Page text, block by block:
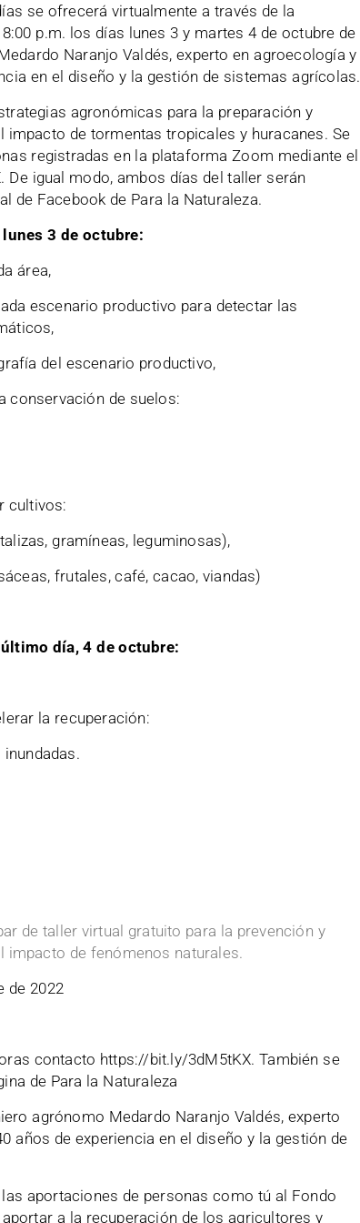
se ofrecerá virtualmente a través de la
p.m. los días lunes 3 y martes 4 de octubre de
Naranjo Valdés, experto en agroecología y
en el diseño y la gestión de sistemas agrícolas.
agronómicas para la preparación y
impacto de tormentas tropicales y huracanes. Se
registradas en la plataforma Zoom mediante el
igual modo, ambos días del taller serán
de Facebook de Para la Naturaleza.
3 de octubre:
área,
escenario productivo para detectar las
del escenario productivo,
conservación de suelos:
cultivos:
gramíneas, leguminosas),
frutales, café, cacao, viandas)
día, 4 de octubre:
la recuperación:
de taller virtual gratuito para la prevención y
impacto de fenómenos naturales.
de 2022
contacto https://bit.ly/3dM5tKX. También se
de Para la Naturaleza
agrónomo Medardo Naranjo Valdés, experto
años de experiencia en el diseño y la gestión de
aportaciones de personas como tú al Fondo
a la recuperación de los agricultores y